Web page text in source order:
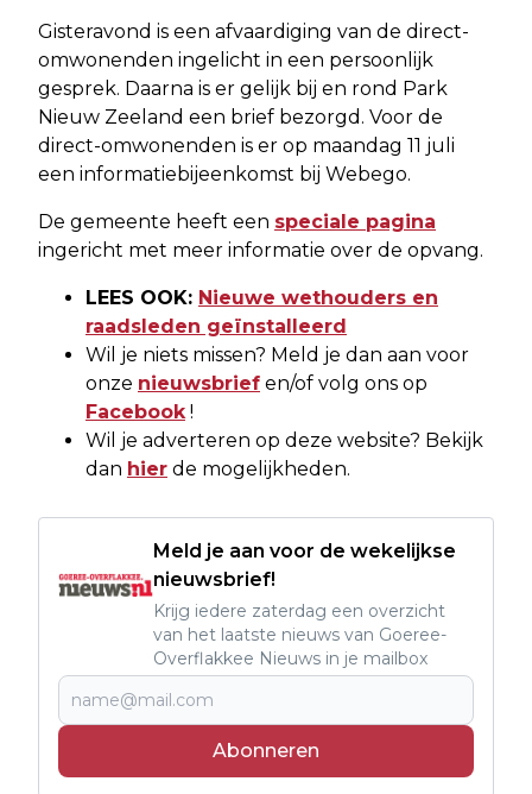
Gisteravond is een afvaardiging van de direct-
omwonenden ingelicht in een persoonlijk
gesprek. Daarna is er gelijk bij en rond Park
Nieuw Zeeland een brief bezorgd. Voor de
direct-omwonenden is er op maandag 11 juli
een informatiebijeenkomst bij Webego.
De gemeente heeft een speciale pagina
ingericht met meer informatie over de opvang.
LEES OOK: Nieuwe wethouders en
raadsleden geïnstalleerd
Wil je niets missen? Meld je dan aan voor
onze nieuwsbrief en/of volg ons op
Facebook!
Wil je adverteren op deze website? Bekijk
dan hier de mogelijkheden.
Meld je aan voor de wekelijkse
nieuwsbrief!
Krijg iedere zaterdag een overzicht
van het laatste nieuws van Goeree-
Overflakkee Nieuws in je mailbox
Abonneren